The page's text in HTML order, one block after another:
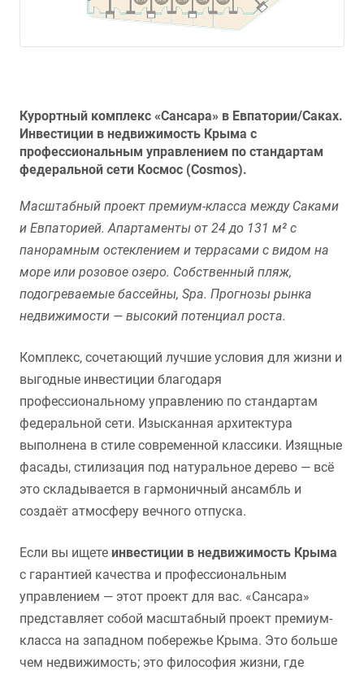
Курортный комплекс «Сансара» в Евпатории/Саках.
Инвестиции в недвижимость Крыма с
профессиональным управлением по стандартам
федеральной сети Космос (Cosmos).
Масштабный проект премиум-класса между Саками
и Евпаторией. Апартаменты от 24 до 131 м² с
панорамным остеклением и террасами с видом на
море или розовое озеро. Собственный пляж,
подогреваемые бассейны, Spa. Прогнозы рынка
недвижимости — высокий потенциал роста.
Комплекс, сочетающий лучшие условия для жизни и
выгодные инвестиции благодаря
профессиональному управлению по стандартам
федеральной сети. Изысканная архитектура
выполнена в стиле современной классики. Изящные
фасады, стилизация под натуральное дерево — всё
это складывается в гармоничный ансамбль и
создаёт атмосферу вечного отпуска.
Если вы ищете инвестиции в недвижимость Крыма
с гарантией качества и профессиональным
управлением — этот проект для вас. «Сансара»
представляет собой масштабный проект премиум-
класса на западном побережье Крыма. Это больше
чем недвижимость; это философия жизни, где